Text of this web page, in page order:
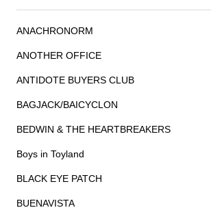
ANACHRONORM
ANOTHER OFFICE
ANTIDOTE BUYERS CLUB
BAGJACK/BAICYCLON
BEDWIN & THE HEARTBREAKERS
Boys in Toyland
BLACK EYE PATCH
BUENAVISTA